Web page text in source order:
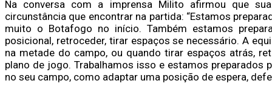
Na conversa com a imprensa Milito afirmou que
circunstância que encontrar na partida: “Estamos
muito o Botafogo no início. Também estamos
posicional, retroceder, tirar espaços se necessário. A
na metade do campo, ou quando tirar espaços atrás,
plano de jogo. Trabalhamos isso e estamos preparados
no seu campo, como adaptar uma posição de espera,